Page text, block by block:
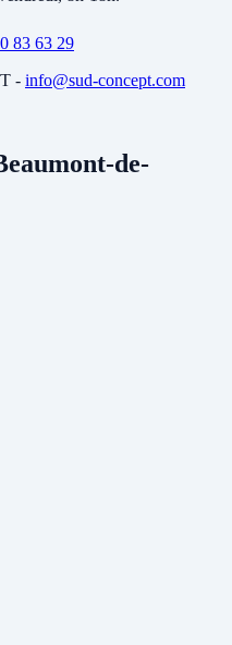
83 63 29
- info@sud-concept.com
de-